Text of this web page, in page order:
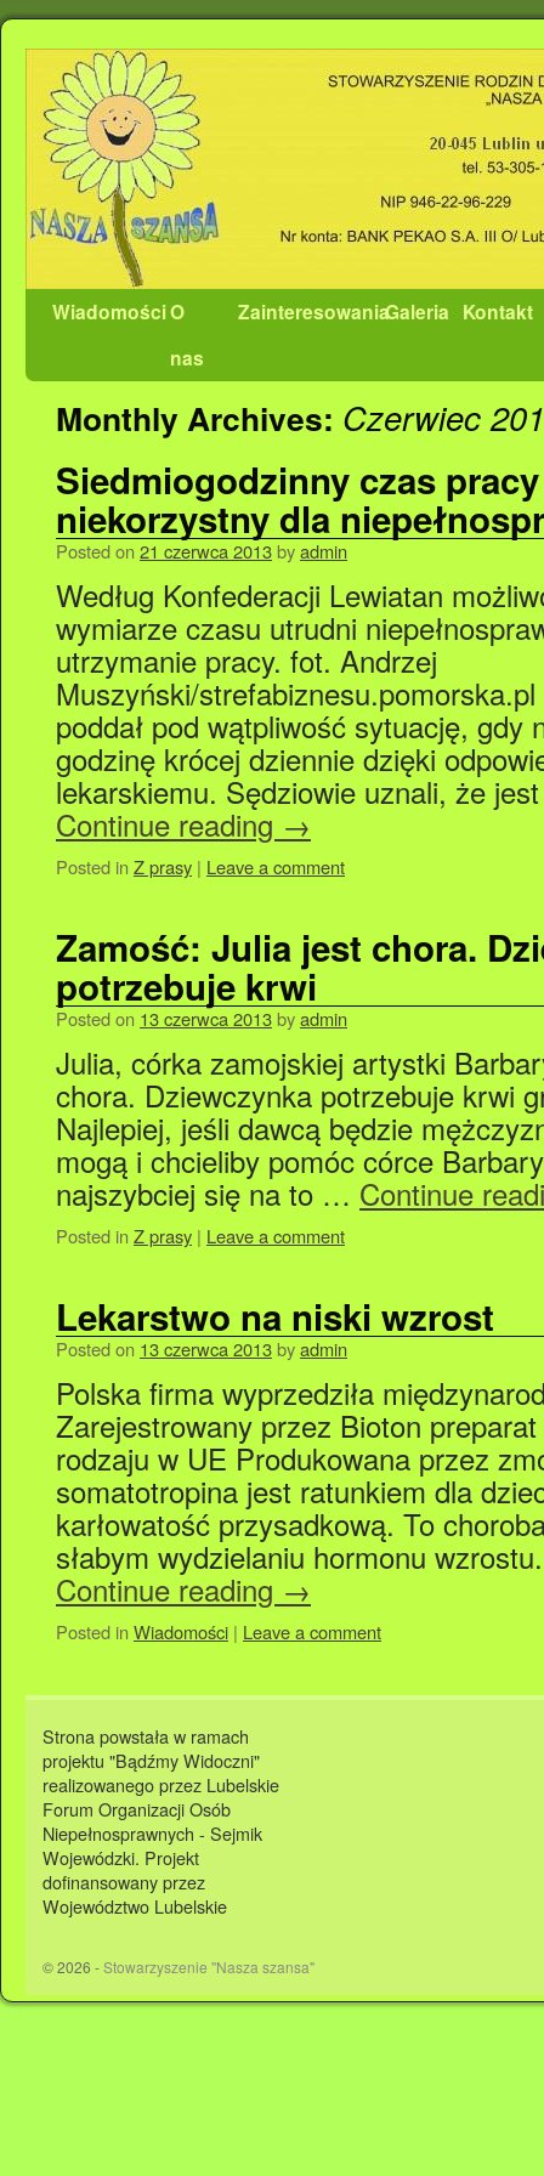
WiadomościO
nas
ZainteresowaniaGaleria Kontakt
Monthly Archives: Czerwiec
Siedmiogodzinny czas
niekorzystny dla
Posted on 21 czerwca 2013byadmin
Według Konfederacji Lewiatan
wymiarze czasu utrudni
utrzymanie pracy. fot. Andrzej
Muszyński/
poddał pod wątpliwość sytuację, gdy
godzinę krócej dziennie dzięki
lekarskiemu. Sędziowie uznali, że
Continue reading →
Posted in Z prasy | Leave a comment
Zamość: Julia jest chora.
potrzebuje krwi
Posted on 13 czerwca 2013byadmin
Julia, córka zamojskiej artystki
chora. Dziewczynka potrzebuje krwi
Najlepiej, jeśli dawcą będzie
mogą i chcieliby pomóc córce
najszybciej się na to … Continue
Posted in Z prasy | Leave a comment
Lekarstwo na niski wzrost
Posted on 13 czerwca 2013byadmin
Polska firma wyprzedziła
Zarejestrowany przez Bioton
rodzaju w UE Produkowana przez
somatotropina jest ratunkiem dla
karłowatość przysadkową. To
słabym wydzielaniu hormonu
Continue reading →
Posted in Wiadomości | Leave a comment
Strona powstała w ramach
projektu "Bądźmy Widoczni"
realizowanego przez Lubelskie
Forum Organizacji Osób
Niepełnosprawnych - Sejmik
Wojewódzki. Projekt
dofinansowany przez
Województwo Lubelskie
© 2026 -Stowarzyszenie "Nasza szansa"